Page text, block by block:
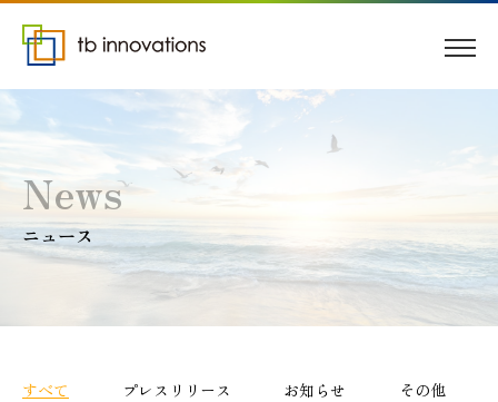
News
ニュース
すべて プレスリリース お知らせ その他